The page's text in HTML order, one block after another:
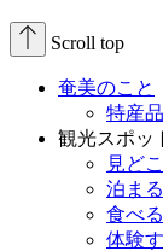
Scroll top
奄美のこと
特産
観光スポッ
見ど
泊まる
食べる
体験